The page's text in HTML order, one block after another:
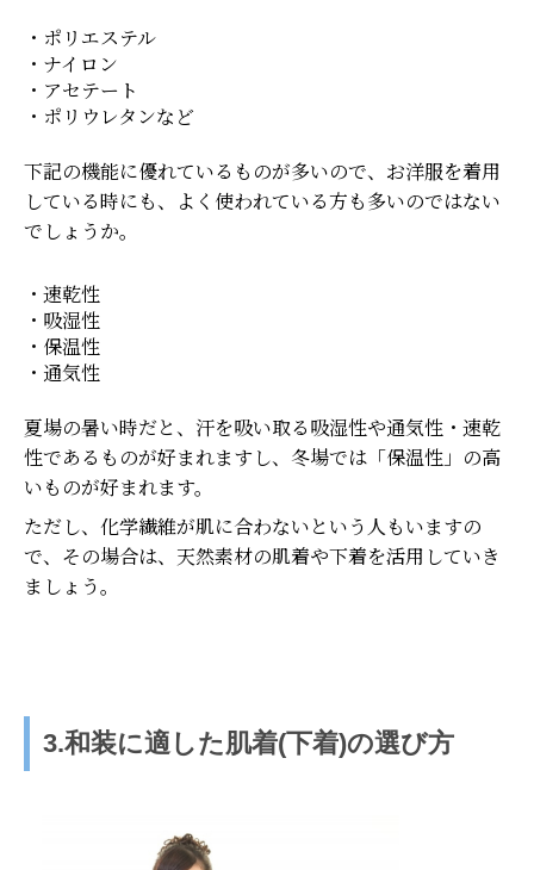
・ポリエステル
・ナイロン
・アセテート
・ポリウレタンなど
下記の機能に優れているものが多いので、お洋服を着用
している時にも、よく使われている方も多いのではない
でしょうか。
・速乾性
・吸湿性
・保温性
・通気性
夏場の暑い時だと、汗を吸い取る吸湿性や通気性・速乾
性であるものが好まれますし、冬場では「保温性」の高
いものが好まれます。
ただし、化学繊維が肌に合わないという人もいますの
で、その場合は、天然素材の肌着や下着を活用していき
ましょう。
3.和装に適した肌着(下着)の選び方